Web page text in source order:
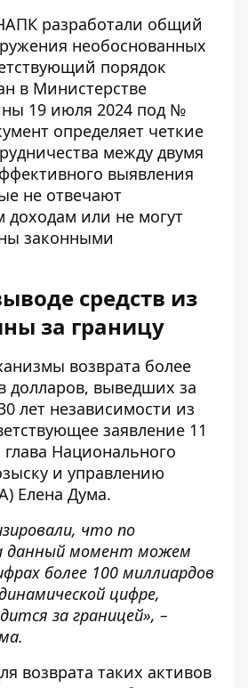
разработали общий
необоснованных
порядок
в Министерстве
19 июля 2024 под №
определяет четкие
между двумя
выявления
не отвечают
доходам или не могут
законными
средств из
за границу
возврата более
долларов, выведших за
лет независимости из
заявление 11
глава Национального
и управлению
Елена Дума.
что по
данный момент можем
более 100 миллиардов
цифре,
за границей», –
возврата таких активов